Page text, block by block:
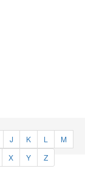
J K L
M
X Y Z